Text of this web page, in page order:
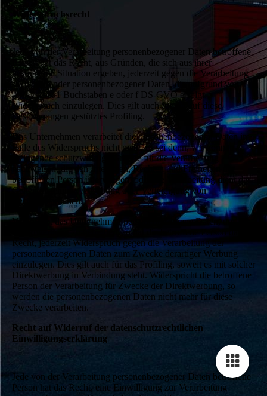
Widerspruchsrecht
Jede von der Verarbeitung personenbezogener Daten betroffene
Person hat das Recht, aus Gründen, die sich aus ihrer
besonderen Situation ergeben, jederzeit gegen die Verarbeitung
sie betreffender personenbezogener Daten, die aufgrund von
Art. 6 Abs. 1 Buchstaben e oder f DS-GVO erfolgt,
Widerspruch einzulegen. Dies gilt auch für ein auf diese
Bestimmungen gestütztes Profiling.
Das Unternehmen verarbeitet die personenbezogenen Daten im
Falle des Widerspruchs nicht mehr, es sei denn, wir können
zwingende schutzwürdige Gründe für die Verarbeitung
nachweisen, die den Interessen, Rechten und Freiheiten der
betroffenen Person überwiegen, oder die Verarbeitung dient der
Geltendmachung, Ausübung oder Verteidigung von
Rechtsansprüchen.
Verarbeitet das Unternehmen personenbezogene Daten, um
Direktwerbung zu betreiben, so hat die betroffene Person das
Recht, jederzeit Widerspruch gegen die Verarbeitung der
personenbezogenen Daten zum Zwecke derartiger Werbung
einzulegen. Dies gilt auch für das Profiling, soweit es mit solcher
Direktwerbung in Verbindung steht. Widerspricht die betroffene
Person der Verarbeitung für Zwecke der Direktwerbung, so
werden die personenbezogenen Daten nicht mehr für diese
Zwecke verarbeiten.
Recht auf Widerruf der datenschutzrechtlichen
Einwilligungserklärung
Jede von der Verarbeitung personenbezogener Daten betroffene
Person hat das Recht, eine Einwilligung zur Verarbeitung